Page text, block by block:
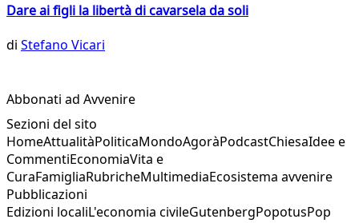
Dare ai figli la libertà di cavarsela da soli
di Stefano Vicari
Abbonati ad Avvenire
Sezioni del sito
HomeAttualitàPoliticaMondoAgoràPodcastChiesaIdee e
CommentiEconomiaVita e
CuraFamigliaRubricheMultimediaEcosistema avvenire
Pubblicazioni
Edizioni localiL'economia civileGutenbergPopotusPop